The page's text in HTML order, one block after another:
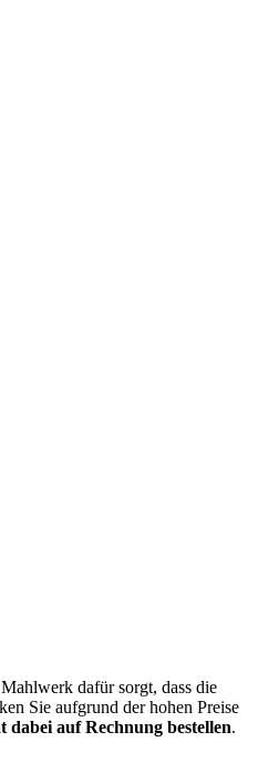
dafür sorgt, dass die
Sie aufgrund der hohen Preise
dabei auf Rechnung bestellen.